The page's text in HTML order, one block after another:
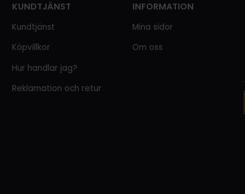
KUNDTJÄNST
Kundtjänst
Köpvillkor
Hur handlar jag?
Reklamation och retur
INFORMATION
Mina sidor
Om oss